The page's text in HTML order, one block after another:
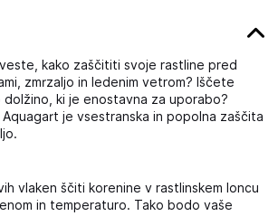
kako zaščititi svoje rastline pred
zmrzaljo in ledenim vetrom? Iščete
ki je enostavna za uporabo?
je vsestranska in popolna zaščita
vlaken ščiti korenine v rastlinskem loncu
in temperaturo. Tako bodo vaše